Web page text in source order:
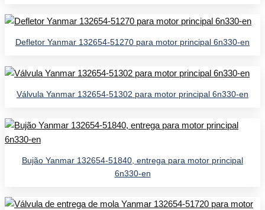
Defletor Yanmar 132654-51270 para motor principal 6n330-en
Válvula Yanmar 132654-51302 para motor principal 6n330-en
Bujão Yanmar 132654-51840, entrega para motor principal
6n330-en